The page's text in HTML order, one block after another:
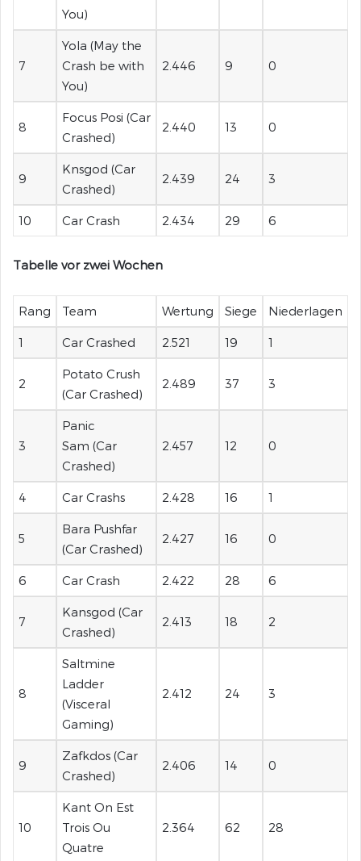
You)
7
Yola (May the
Crash be with
You)
2.446 9 0
8
Focus Posi (Car
Crashed)
2.440 13 0
9
Knsgod (Car
Crashed)
2.439 24 3
10 Car Crash 2.434 29 6
Tabelle vor zwei Wochen
Rang Team Wertung Siege Niederlagen
1 Car Crashed 2.521 19 1
2
Potato Crush
(Car Crashed)
2.489 37 3
3
Panic
Sam (Car
Crashed)
2.457 12 0
4 Car Crashs 2.428 16 1
5
Bara Pushfar
(Car Crashed)
2.427 16 0
6 Car Crash 2.422 28 6
7
Kansgod (Car
Crashed)
2.413 18 2
8
Saltmine
Ladder
(Visceral
Gaming)
2.412 24 3
9
Zafkdos (Car
Crashed)
2.406 14 0
10
Kant On Est
Trois Ou
Quatre
2.364 62 28